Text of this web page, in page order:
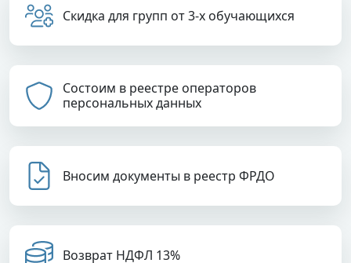
Скидка для групп от 3-х обучающихся
Состоим в реестре операторов
персональных данных
Вносим документы в реестр ФРДО
Возврат НДФЛ 13%